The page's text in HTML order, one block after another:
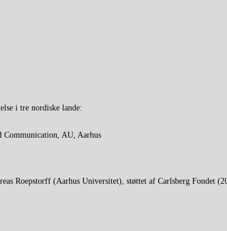
i tre nordiske lande:
Communication, AU, Aarhus
Roepstorff (Aarhus Universitet), støttet af Carlsberg Fondet